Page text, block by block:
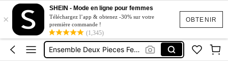
OBTENIR
×
SHEIN - Mode en ligne pour femmes
Téléchargez l’app & obtenez -30% sur votre
première commande !
(1,345)
Short Jeans Femme
Squishy
Ensemble Deux Pieces Femme Chic